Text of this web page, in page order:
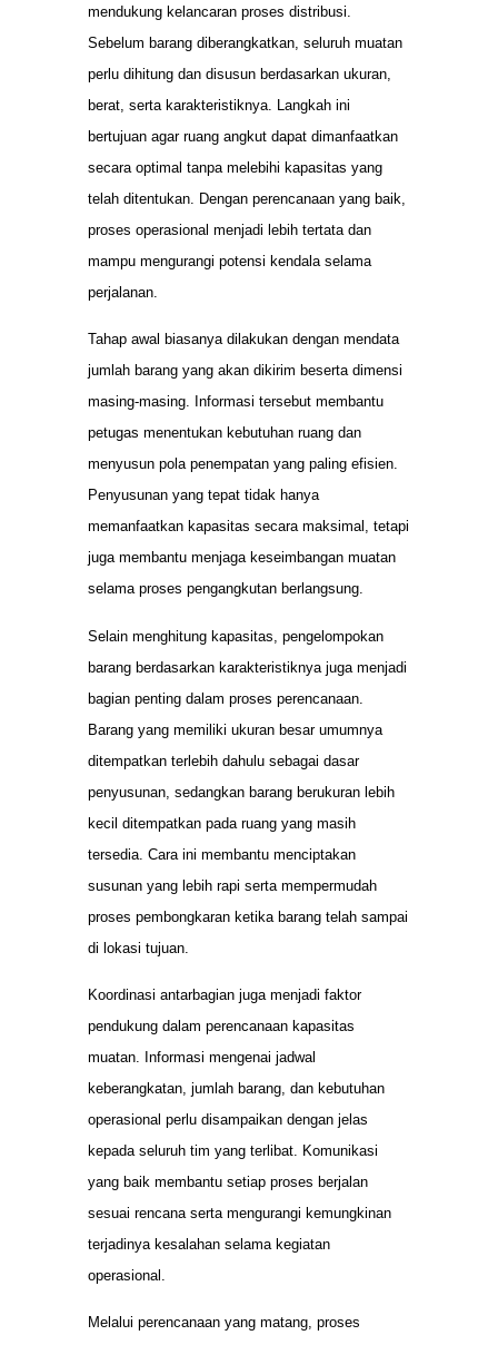
mendukung kelancaran proses distribusi.
Sebelum barang diberangkatkan, seluruh muatan
perlu dihitung dan disusun berdasarkan ukuran,
berat, serta karakteristiknya. Langkah ini
bertujuan agar ruang angkut dapat dimanfaatkan
secara optimal tanpa melebihi kapasitas yang
telah ditentukan. Dengan perencanaan yang baik,
proses operasional menjadi lebih tertata dan
mampu mengurangi potensi kendala selama
perjalanan.
Tahap awal biasanya dilakukan dengan mendata
jumlah barang yang akan dikirim beserta dimensi
masing-masing. Informasi tersebut membantu
petugas menentukan kebutuhan ruang dan
menyusun pola penempatan yang paling efisien.
Penyusunan yang tepat tidak hanya
memanfaatkan kapasitas secara maksimal, tetapi
juga membantu menjaga keseimbangan muatan
selama proses pengangkutan berlangsung.
Selain menghitung kapasitas, pengelompokan
barang berdasarkan karakteristiknya juga menjadi
bagian penting dalam proses perencanaan.
Barang yang memiliki ukuran besar umumnya
ditempatkan terlebih dahulu sebagai dasar
penyusunan, sedangkan barang berukuran lebih
kecil ditempatkan pada ruang yang masih
tersedia. Cara ini membantu menciptakan
susunan yang lebih rapi serta mempermudah
proses pembongkaran ketika barang telah sampai
di lokasi tujuan.
Koordinasi antarbagian juga menjadi faktor
pendukung dalam perencanaan kapasitas
muatan. Informasi mengenai jadwal
keberangkatan, jumlah barang, dan kebutuhan
operasional perlu disampaikan dengan jelas
kepada seluruh tim yang terlibat. Komunikasi
yang baik membantu setiap proses berjalan
sesuai rencana serta mengurangi kemungkinan
terjadinya kesalahan selama kegiatan
operasional.
Melalui perencanaan yang matang, proses